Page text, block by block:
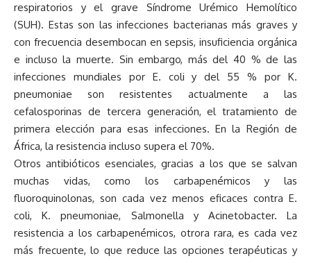
respiratorios y el grave Síndrome Urémico Hemolítico
(SUH). Estas son las infecciones bacterianas más graves y
con frecuencia desembocan en sepsis, insuficiencia orgánica
e incluso la muerte. Sin embargo, más del 40 % de las
infecciones mundiales por E. coli y del 55 % por K.
pneumoniae son resistentes actualmente a las
cefalosporinas de tercera generación, el tratamiento de
primera elección para esas infecciones. En la Región de
África, la resistencia incluso supera el 70%.
Otros antibióticos esenciales, gracias a los que se salvan
muchas vidas, como los carbapenémicos y las
fluoroquinolonas, son cada vez menos eficaces contra E.
coli, K. pneumoniae, Salmonella y Acinetobacter. La
resistencia a los carbapenémicos, otrora rara, es cada vez
más frecuente, lo que reduce las opciones terapéuticas y